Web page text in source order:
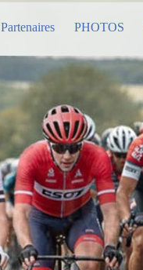
Partenaires PHOTOS